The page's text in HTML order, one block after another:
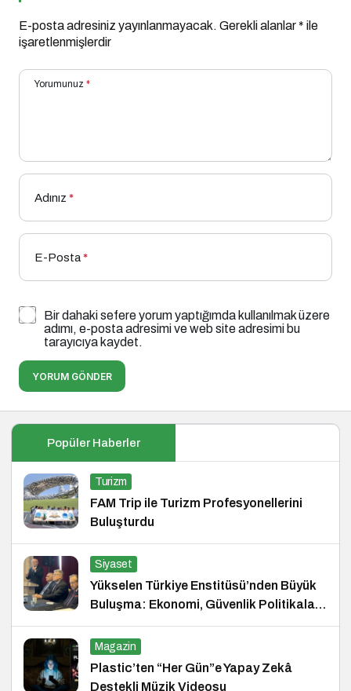
E-posta adresiniz yayınlanmayacak. Gerekli alanlar* ile
işaretlenmişlerdir
Yorumunuz *
Adınız *
E-Posta*
Bir dahaki sefere yorum yaptığımda kullanılmak üzere
adımı, e-posta adresimi ve web site adresimi bu
tarayıcıya kaydet.
YORUM GÖNDER
Popüler Haberler
Turizm
FAM Trip ile Turizm Profesyonellerini
Buluşturdu
Siyaset
Yükselen Türkiye Enstitüsü’nden Büyük
Buluşma: Ekonomi, Güvenlik Politikaları
ve Hukuk Konferansı
Magazin
Plastic’ten “Her Gün”e Yapay Zekâ
Destekli Müzik Videosu